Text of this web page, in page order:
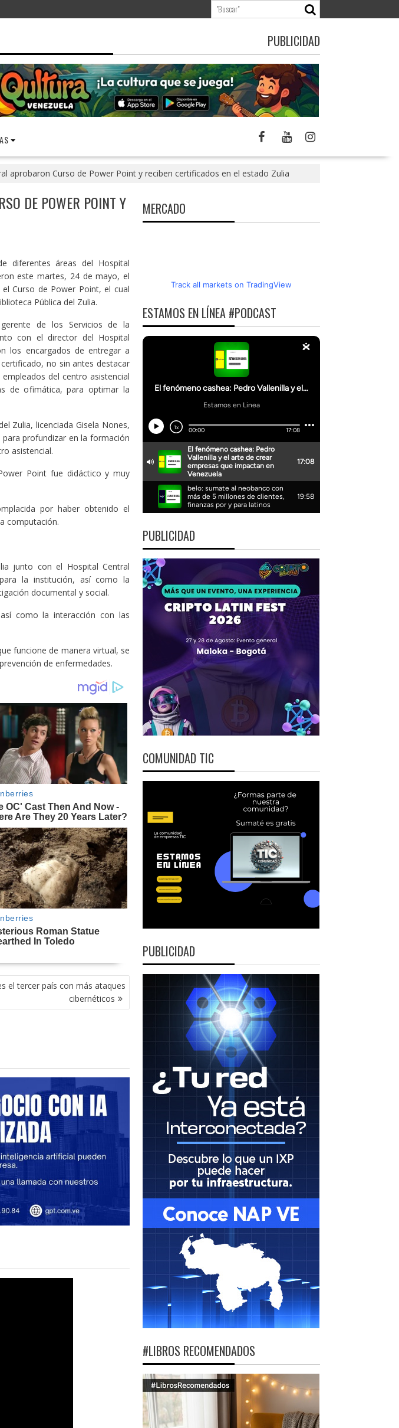
PUBLICIDAD
aprobaron Curso de Power Point y reciben certificados en el estado Zulia
DE POWER POINT Y
diferentes áreas del Hospital
este martes, 24 de mayo, el
Curso de Power Point, el cual
Pública del Zulia.
gerente de los Servicios de la
con el director del Hospital
los encargados de entregar a
no sin antes destacar
del centro asistencial
de ofimática, para optimar la
Zulia, licenciada Gisela Nones,
profundizar en la formación
asistencial.
Point fue didáctico y muy
por haber obtenido el
computación.
junto con el Hospital Central
la institución, así como la
documental y social.
como la interacción con las
funcione de manera virtual, se
de enfermedades.
el tercer país con más ataques
cibernéticos
MERCADO
Track all markets on TradingView
ESTAMOS EN LÍNEA #PODCAST
PUBLICIDAD
COMUNIDAD TIC
PUBLICIDAD
#LIBROS RECOMENDADOS